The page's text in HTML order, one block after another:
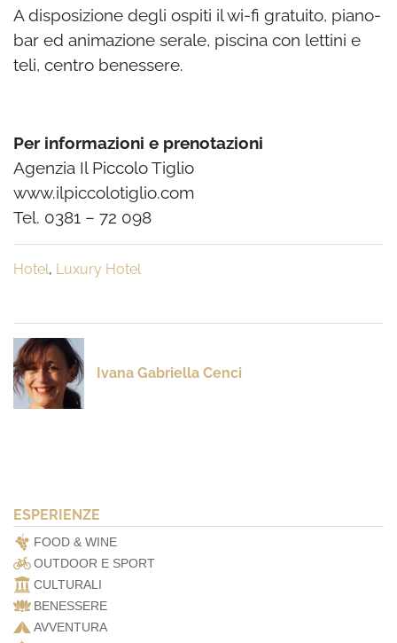
A disposizione degli ospiti il wi-fi gratuito, piano-
bar ed animazione serale, piscina con lettini e
teli, centro benessere.
Per informazioni e prenotazioni
Agenzia Il Piccolo Tiglio
www.ilpiccolotiglio.com
Tel. 0381 – 72 098
Hotel, Luxury Hotel
Ivana Gabriella Cenci
ESPERIENZE
FOOD & WINE
OUTDOOR E SPORT
CULTURALI
BENESSERE
AVVENTURA